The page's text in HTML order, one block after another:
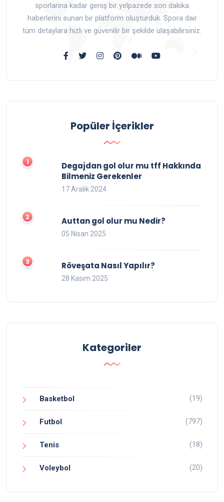
sporlarına kadar geniş bir yelpazede son dakika
haberlerini sunan bir platform oluşturduk. Spora dair
tüm detaylara hızlı ve güvenilir bir şekilde ulaşabilirsiniz.
Popüler İçerikler
Degajdan gol olur mu tff Hakkında
Bilmeniz Gerekenler
17 Aralık 2024
Auttan gol olur mu Nedir?
05 Nisan 2025
Röveşata Nasıl Yapılır?
28 Kasım 2025
Kategoriler
Basketbol (19)
Futbol (797)
Tenis (18)
Voleybol (20)